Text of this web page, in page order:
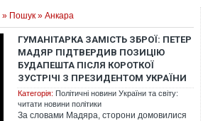
» Пошук » Анкара
ГУМАНІТАРКА ЗАМІСТЬ ЗБРОЇ: ПЕТЕР
МАДЯР ПІДТВЕРДИВ ПОЗИЦІЮ
БУДАПЕШТА ПІСЛЯ КОРОТКОЇ
ЗУСТРІЧІ З ПРЕЗИДЕНТОМ УКРАЇНИ
Категорія: Політичні новини України та світу:
читати новини політики
За словами Мадяра, сторони домовилися